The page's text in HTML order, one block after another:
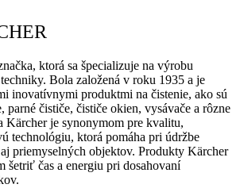
ktorá sa špecializuje na výrobu
Bola založená v roku 1935 a je
inovatívnymi produktmi na čistenie, ako sú
parné čističe, čističe okien, vysávače a rôzne
Kärcher je synonymom pre kvalitu,
technológiu, ktorá pomáha pri údržbe
priemyselných objektov. Produkty Kärcher
šetriť čas a energiu pri dosahovaní